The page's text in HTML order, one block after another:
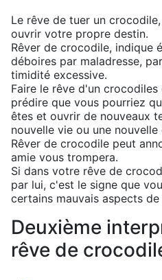
Le rêve de tuer un
ouvrir votre propre destin.
Rêver de crocodile, indique
déboires par maladresse,
timidité excessive.
Faire le rêve d'un
prédire que vous pourriez
êtes et ouvrir de nouveaux
nouvelle vie ou une nouvelle
Rêver de crocodile peut
amie vous trompera.
Si dans votre rêve de
par lui, c'est le signe que
certains mauvais aspects
Deuxième
rêve de